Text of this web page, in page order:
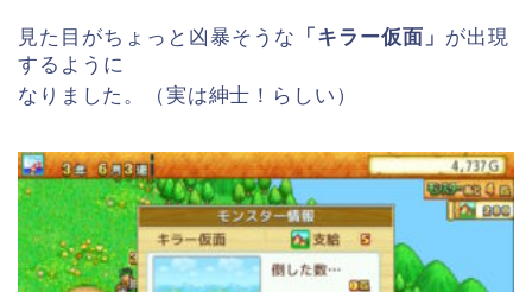
見た目がちょっと凶暴そうな 「キラー仮面」 が出現
するように
なりました。（実は紳士！らしい）